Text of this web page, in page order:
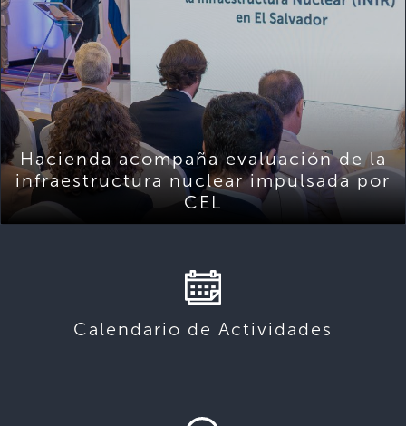
Hacienda acompaña evaluación de la
infraestructura nuclear impulsada por
CEL
Calendario de Actividades